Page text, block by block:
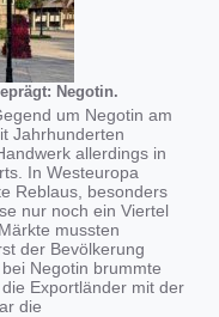
Negotin.
um Negotin am
Jahrhunderten
allerdings in
In Westeuropa
Reblaus, besonders
nur noch ein Viertel
mussten
der Bevölkerung
Negotin brummte
Exportländer mit der
die